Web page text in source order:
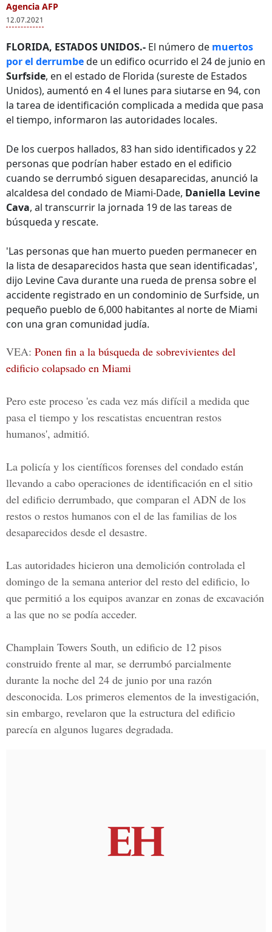
Agencia AFP
12.07.2021
FLORIDA, ESTADOS UNIDOS.- El número de muertos
por el derrumbede un edifico ocurrido el 24 de junio en
Surfside, en el estado de Florida (sureste de Estados
Unidos), aumentó en 4 el lunes para siutarse en 94, con
la tarea de identificación complicada a medida que pasa
el tiempo, informaron las autoridades locales.
De los cuerpos hallados, 83 han sido identificados y 22
personas que podrían haber estado en el edificio
cuando se derrumbó siguen desaparecidas, anunció la
alcaldesa del condado de Miami-Dade, Daniella Levine
Cava, al transcurrir la jornada 19 de las tareas de
búsqueda y rescate.
'Las personas que han muerto pueden permanecer en
la lista de desaparecidos hasta que sean identificadas',
dijo Levine Cava durante una rueda de prensa sobre el
accidente registrado en un condominio de Surfside, un
pequeño pueblo de 6,000 habitantes al norte de Miami
con una gran comunidad judía.
VEA: Ponen fin a la búsqueda de sobrevivientes del
edificio colapsado en Miami
Pero este proceso 'es cada vez más difícil a medida que
pasa el tiempo y los rescatistas encuentran restos
humanos', admitió.
La policía y los científicos forenses del condado están
llevando a cabo operaciones de identificación en el sitio
del edificio derrumbado, que comparan el ADN de los
restos o restos humanos con el de las familias de los
desaparecidos desde el desastre.
Las autoridades hicieron una demolición controlada el
domingo de la semana anterior del resto del edificio, lo
que permitió a los equipos avanzar en zonas de excavación
a las que no se podía acceder.
Champlain Towers South, un edificio de 12 pisos
construido frente al mar, se derrumbó parcialmente
durante la noche del 24 de junio por una razón
desconocida. Los primeros elementos de la investigación,
sin embargo, revelaron que la estructura del edificio
parecía en algunos lugares degradada.